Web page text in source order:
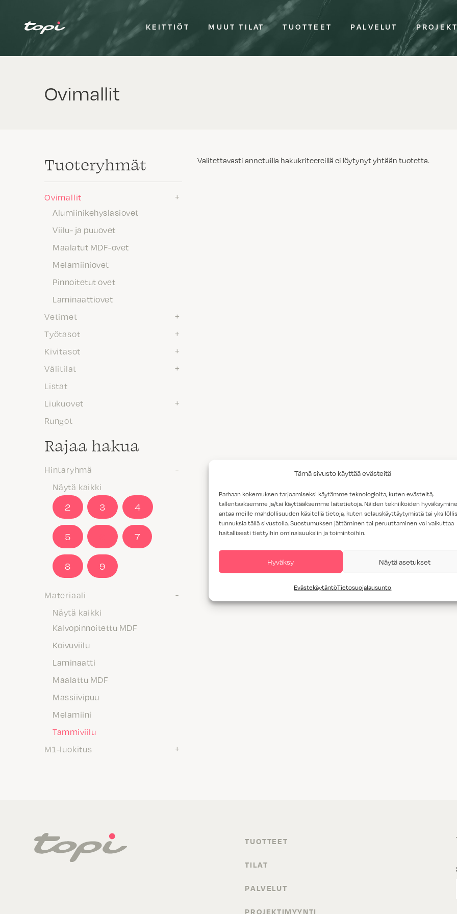
Tämä sivusto käyttää evästeitä
Parhaan kokemuksen tarjoamiseksi käytämme teknologioita, kuten evästeitä,
tallentaaksemme ja/tai käyttääksemme laitetietoja. Näiden tekniikoiden
antaa meille mahdollisuuden käsitellä tietoja, kuten selauskäyttäytymistä tai
tunnuksia tällä sivustolla. Suostumuksen jättäminen tai peruuttaminen voi vaikuttaa
haitallisesti tiettyihin ominaisuuksiin ja toimintoihin.
Hyväksy Näytä asetukset
EvästekäytäntöTietosuojalausunto
KEITTIÖT MUUT TILAT TUOTTEET PALVELUT
Ovimallit
Tuote­ryhmät
Ovimallit
Alumiinikehyslasiovet
Viilu- ja puuovet
Maalatut MDF-ovet
Melamiiniovet
Pinnoitetut ovet
Laminaattiovet
Vetimet
Työtasot
Kivitasot
Välitilat
Listat
Liukuovet
Rungot
Rajaa hakua
Hintaryhmä
Näytä kaikki
2 3 4
5 7
8 9
Materiaali
Näytä kaikki
Kalvopinnoitettu MDF
Koivuviilu
Laminaatti
Maalattu MDF
Massiivipuu
Melamiini
Tammiviilu
M1-luokitus
Valitettavasti annetuilla hakukriteereillä ei löytynyt yhtään tuotetta.
TUOTTEET
TILAT
PALVELUT
PROJEKTIMYYNTI